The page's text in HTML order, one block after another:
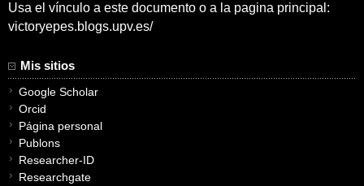
Usa el vínculo a este documento o a la pagina principal:
victoryepes.blogs.upv.es/
Mis sitios
Google Scholar
Orcid
Página personal
Publons
Researcher-ID
Researchgate